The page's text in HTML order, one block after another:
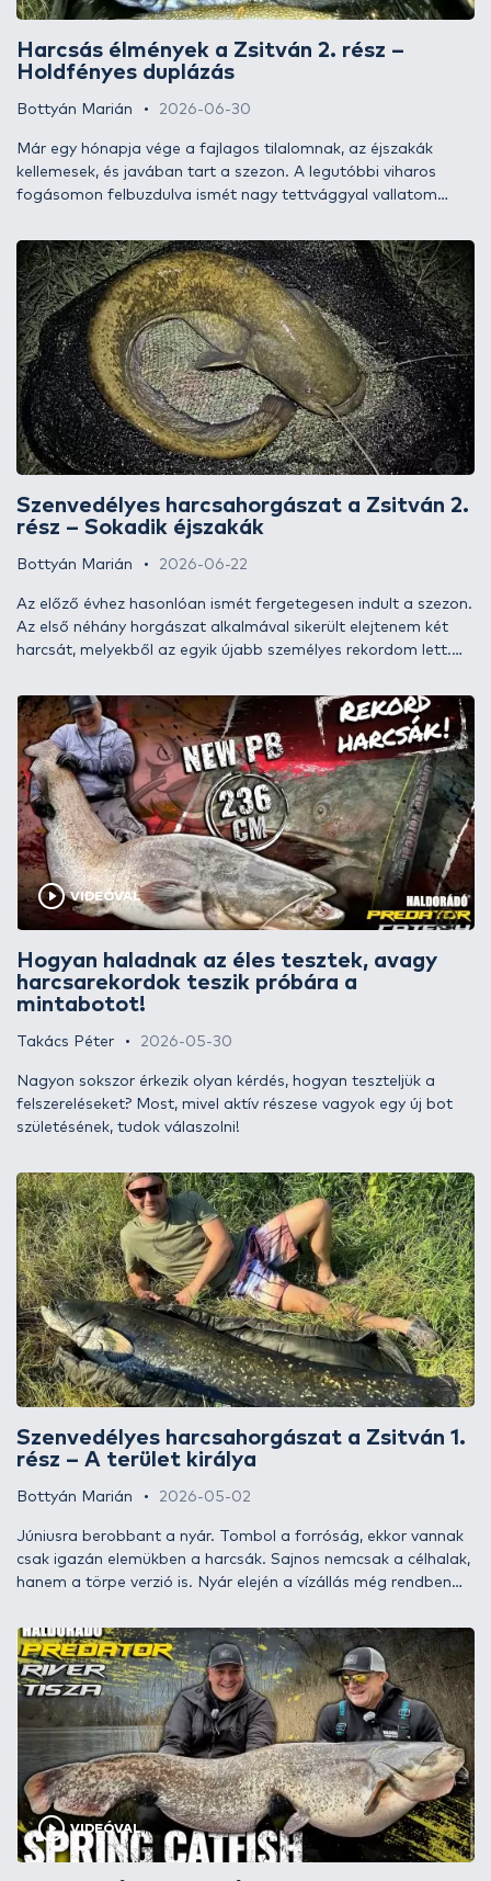
Harcsás élmények a Zsitván 2. rész –
Holdfényes duplázás
Bottyán Marián 2026-06-30
Már egy hónapja vége a fajlagos tilalomnak, az éjszakák
kellemesek, és javában tart a szezon. A legutóbbi viharos
fogásomon felbuzdulva ismét nagy tettvággyal vallatom
Szenvedélyes harcsahorgászat a Zsitván 2.
rész – Sokadik éjszakák
Bottyán Marián 2026-06-22
Az előző évhez hasonlóan ismét fergetegesen indult a szezon.
Az első néhány horgászat alkalmával sikerült elejtenem két
harcsát, melyekből az egyik újabb személyes rekordom lett.
fogás körülményeiről. Soraimat a következő két hónap
történéseivel folytatom.
VIDEÓVAL
Hogyan haladnak az éles tesztek, avagy
harcsarekordok teszik próbára a
mintabotot!
Takács Péter 2026-05-30
Nagyon sokszor érkezik olyan kérdés, hogyan teszteljük a
felszereléseket? Most, mivel aktív részese vagyok egy új bot
születésének, tudok válaszolni!
Szenvedélyes harcsahorgászat a Zsitván 1.
rész – A terület királya
Bottyán Marián 2026-05-02
Júniusra berobbant a nyár. Tombol a forróság, ekkor vannak
csak igazán elemükben a harcsák. Sajnos nemcsak a célhalak,
hanem a törpe verzió is. Nyár elején a vízállás még rendben
mire a nagybetűs szezon elkezdődött.
VIDEÓVAL